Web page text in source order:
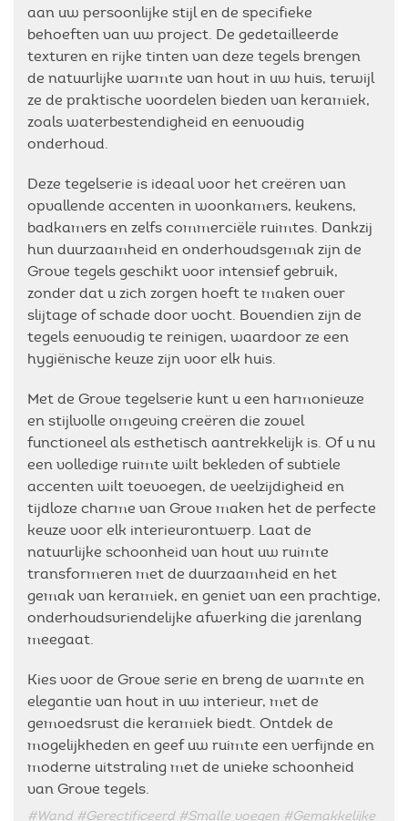
aan uw persoonlijke stijl en de specifieke
behoeften van uw project. De gedetailleerde
texturen en rijke tinten van deze tegels brengen
de natuurlijke warmte van hout in uw huis, terwijl
ze de praktische voordelen bieden van keramiek,
zoals waterbestendigheid en eenvoudig
onderhoud.
Deze tegelserie is ideaal voor het creëren van
opvallende accenten in woonkamers, keukens,
badkamers en zelfs commerciële ruimtes. Dankzij
hun duurzaamheid en onderhoudsgemak zijn de
Grove tegels geschikt voor intensief gebruik,
zonder dat u zich zorgen hoeft te maken over
slijtage of schade door vocht. Bovendien zijn de
tegels eenvoudig te reinigen, waardoor ze een
hygiënische keuze zijn voor elk huis.
Met de Grove tegelserie kunt u een harmonieuze
en stijlvolle omgeving creëren die zowel
functioneel als esthetisch aantrekkelijk is. Of u nu
een volledige ruimte wilt bekleden of subtiele
accenten wilt toevoegen, de veelzijdigheid en
tijdloze charme van Grove maken het de perfecte
keuze voor elk interieurontwerp. Laat de
natuurlijke schoonheid van hout uw ruimte
transformeren met de duurzaamheid en het
gemak van keramiek, en geniet van een prachtige,
onderhoudsvriendelijke afwerking die jarenlang
meegaat.
Kies voor de Grove serie en breng de warmte en
elegantie van hout in uw interieur, met de
gemoedsrust die keramiek biedt. Ontdek de
mogelijkheden en geef uw ruimte een verfijnde en
moderne uitstraling met de unieke schoonheid
van Grove tegels.
#Wand #Gerectificeerd #Smalle voegen #Gemakkelijke